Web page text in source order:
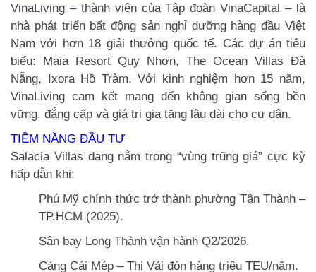
VinaLiving – thành viên của Tập đoàn VinaCapital – là
nhà phát triển bất động sản nghỉ dưỡng hàng đầu Việt
Nam với hơn 18 giải thưởng quốc tế. Các dự án tiêu
biểu: Maia Resort Quy Nhơn, The Ocean Villas Đà
Nẵng, Ixora Hồ Tràm. Với kinh nghiệm hơn 15 năm,
VinaLiving cam kết mang đến không gian sống bền
vững, đẳng cấp và giá trị gia tăng lâu dài cho cư dân.
TIỀM NĂNG ĐẦU TƯ
Salacia Villas đang nằm trong “vùng trũng giá” cực kỳ
hấp dẫn khi:
Phú Mỹ chính thức trở thành phường Tân Thành –
TP.HCM (2025).
Sân bay Long Thành vận hành Q2/2026.
Cảng Cái Mép – Thị Vải đón hàng triệu TEU/năm.